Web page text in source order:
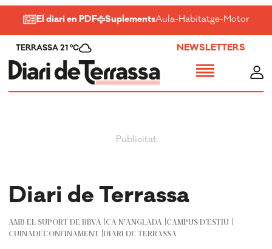
El diari en PDF SuplementsAula-Habitatge-Motor-
TERRASSA 21 ºC NEWSLETTERS
Diari de Terrassa
AMB EL SUPORT DE BBVA CA N'ANGLADA CAMPUS D'ESTIU
CUINADECONFINAMENT DIARI DE TERRASSA